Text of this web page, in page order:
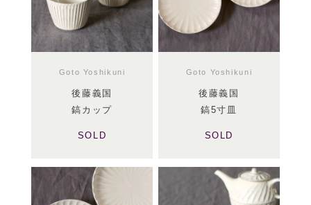
Goto Yoshikuni
後藤義国
鎬カップ
SOLD
Goto Yoshikuni
後藤義国
鎬5寸皿
SOLD